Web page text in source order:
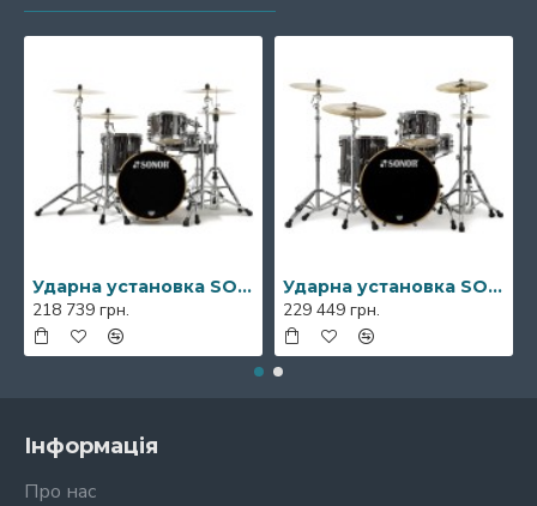
Ударна установка SONOR Prolite Ebony White Stripes Studio Shell Set NM
218 739 грн.
Ударна установка SONOR Prolite Ebony White Stripes Stage Shell Set WM
229 449 грн.
Інформація
Про нас